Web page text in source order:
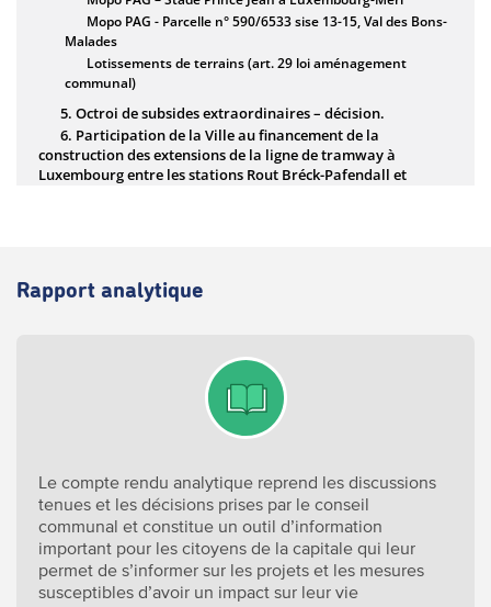
Rapport analytique
Le compte rendu analytique reprend les discussions
tenues et les décisions prises par le conseil
communal et constitue un outil d’information
important pour les citoyens de la capitale qui leur
permet de s’informer sur les projets et les mesures
susceptibles d’avoir un impact sur leur vie